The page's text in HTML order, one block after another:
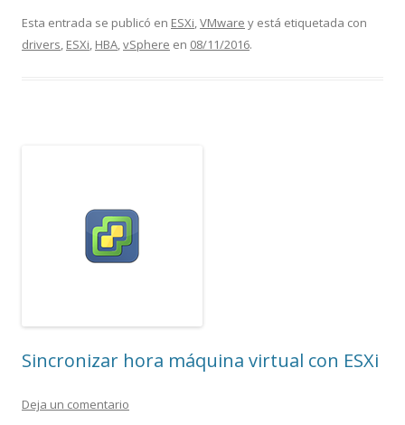
Esta entrada se publicó en ESXi,VMware y está etiquetada con
drivers, ESXi, HBA,vSphere en 08/11/2016.
Sincronizar hora máquina virtual con ESXi
Deja un comentario